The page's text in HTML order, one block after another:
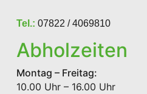
Tel.: 07822 / 4069810
Abholzeiten
Montag – Freitag:
10.00 Uhr – 16.00 Uhr